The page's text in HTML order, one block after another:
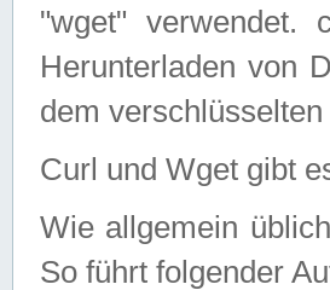
"wget" verwendet.
Herunterladen von
dem
Curl und Wget gibt
Wie allgemein
So führt folgender